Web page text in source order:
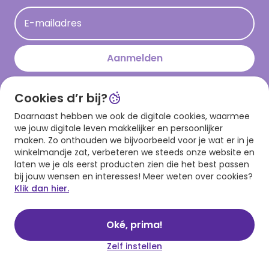
Acties
Persberichten
Hallmark en Kinderpostzegels
E-mailadres
Aanmelden
Download onze app
Cookies d’r bij?
Daarnaast hebben we ook de digitale cookies, waarmee
we jouw digitale leven makkelijker en persoonlijker
maken. Zo onthouden we bijvoorbeeld voor je wat er in je
winkelmandje zat, verbeteren we steeds onze website en
laten we je als eerst producten zien die het best passen
bij jouw wensen en interesses! Meer weten over cookies?
Klik dan hier.
Oké, prima!
Zelf instellen